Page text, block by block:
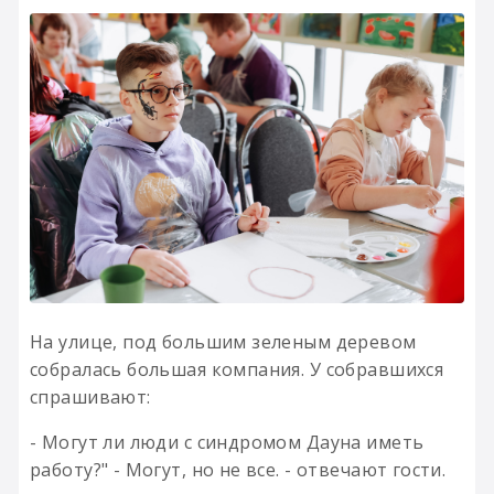
На улице, под большим зеленым деревом
собралась большая компания. У собравшихся
спрашивают:
- Могут ли люди с синдромом Дауна иметь
работу?" - Могут, но не все. - отвечают гости.